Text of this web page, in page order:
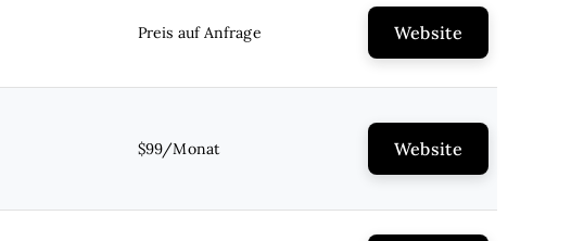
Preis auf Anfrage Website
$99/Monat Website